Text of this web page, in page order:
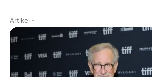
Artikel -